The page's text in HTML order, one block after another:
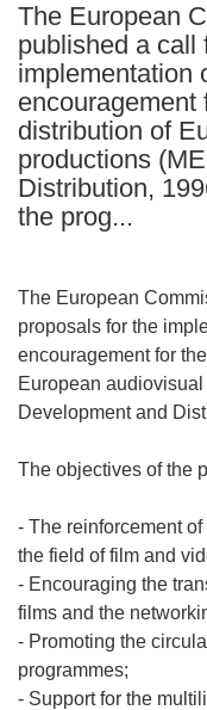
The European
published a call
implementation
encouragement
distribution of
productions
Distribution,
the prog...
The European
proposals for the
encouragement for
European
Development and
The objectives of the
- The reinforcement
the field of film and
- Encouraging the
films and the
- Promoting the
programmes;
- Support for the